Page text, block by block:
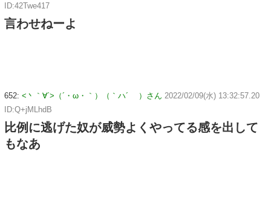
ID:42Twe417
言わせねーよ
652: <丶｀∀´>（´・ω・｀）（｀ハ´ ）さん 2022/02/09(水) 13:32:57.20
ID:Q+jMLhdB
比例に逃げた奴が威勢よくやってる感を出して
もなあ